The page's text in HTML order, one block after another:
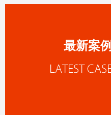
最新案例